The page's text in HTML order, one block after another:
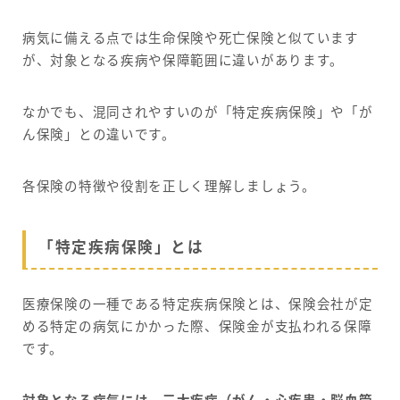
病気に備える点では生命保険や死亡保険と似ています
が、対象となる疾病や保障範囲に違いがあります。
なかでも、混同されやすいのが「特定疾病保険」や「が
ん保険」との違いです。
各保険の特徴や役割を正しく理解しましょう。
「特定疾病保険」とは
医療保険の一種である特定疾病保険とは、保険会社が定
める特定の病気にかかった際、保険金が支払われる保障
です。